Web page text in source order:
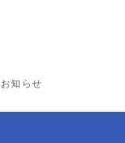
知らせ